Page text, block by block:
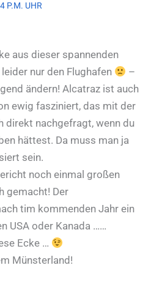
P.M. UHR
aus dieser spannenden
nur den Flughafen
–
ändern! Alcatraz ist auch
ewig fasziniert, das mit der
direkt nachgefragt, wenn du
hättest. Da muss man ja
sein.
noch einmal großen
gemacht! Der
tim kommenden Jahr ein
USA oder Kanada ……
Ecke …
Münsterland!